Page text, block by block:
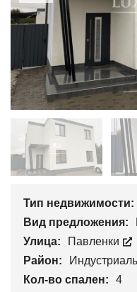
Тип недвижимости:
Вид предложения:
Улица:
Павленки
Район:
Кол-во спален:
4